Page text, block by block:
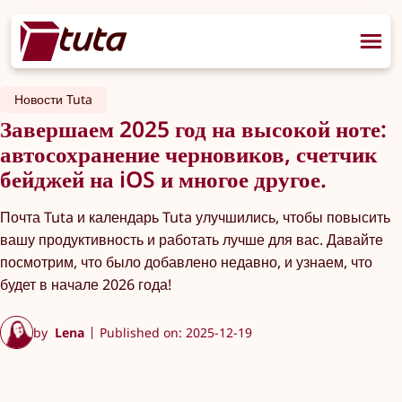
Новости Tuta
Завершаем 2025 год на высокой ноте:
автосохранение черновиков, счетчик
бейджей на iOS и многое другое.
Почта Tuta и календарь Tuta улучшились, чтобы повысить
вашу продуктивность и работать лучше для вас. Давайте
посмотрим, что было добавлено недавно, и узнаем, что
будет в начале 2026 года!
by Lena Published on: 2025-12-19